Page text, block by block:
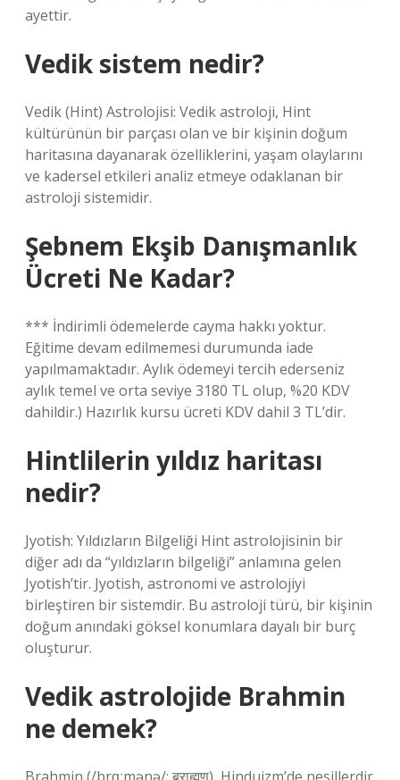
ayettir.
Vedik sistem nedir?
Vedik (Hint) Astrolojisi: Vedik astroloji, Hint
kültürünün bir parçası olan ve bir kişinin doğum
haritasına dayanarak özelliklerini, yaşam olaylarını
ve kadersel etkileri analiz etmeye odaklanan bir
astroloji sistemidir.
Şebnem Ekşib Danışmanlık
Ücreti Ne Kadar?
*** İndirimli ödemelerde cayma hakkı yoktur.
Eğitime devam edilmemesi durumunda iade
yapılmamaktadır. Aylık ödemeyi tercih ederseniz
aylık temel ve orta seviye 3180 TL olup, %20 KDV
dahildir.) Hazırlık kursu ücreti KDV dahil 3 TL’dir.
Hintlilerin yıldız haritası
nedir?
Jyotish: Yıldızların Bilgeliği Hint astrolojisinin bir
diğer adı da “yıldızların bilgeliği” anlamına gelen
Jyotish’tir. Jyotish, astronomi ve astrolojiyi
birleştiren bir sistemdir. Bu astroloji türü, bir kişinin
doğum anındaki göksel konumlara dayalı bir burç
oluşturur.
Vedik astrolojide Brahmin
ne demek?